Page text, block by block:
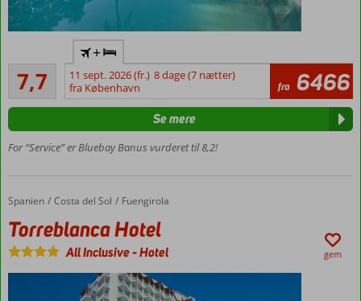
Hyggeligt
hotel med
dejlig
atmosfære
Hyggelige
og tropiske
haver
Puerto
Marina
– 1,5
km
Mulighed
for
halvpension
7,7
Godt
21
anmeldelser
+
11 sept. 2026 (fr.) 8 dage (7 nætter)
fra København
fra 6466
For “Service” er Bluebay Banus vurderet til 8,2!
Se mere
Forside
Spanien Costa del Sol Fuengirola
Torreblanca Hotel
Torreblanca Hotel
All Inclusive-Hotel gem